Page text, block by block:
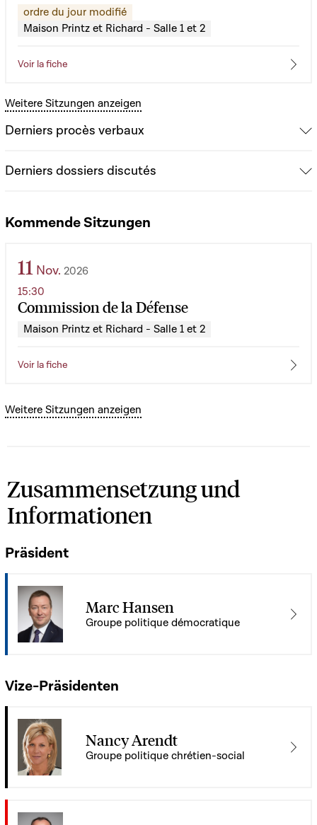
ordre du jour modifié
Maison Printz et Richard - Salle 1 et 2
Voir la fiche
Weitere Sitzungen anzeigen
Derniers procès verbaux
Derniers dossiers discutés
Kommende Sitzungen
11 Nov. 2026
Commission de la Défense
15:30
Maison Printz et Richard - Salle 1 et 2
Voir la fiche
Weitere Sitzungen anzeigen
Zusammensetzung und
Informationen
Präsident
Marc Hansen
Groupe politique démocratique
Vize-Präsidenten
Nancy Arendt
Groupe politique chrétien-social